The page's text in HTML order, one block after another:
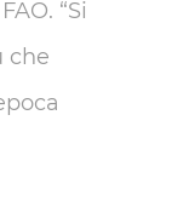
“Si
che